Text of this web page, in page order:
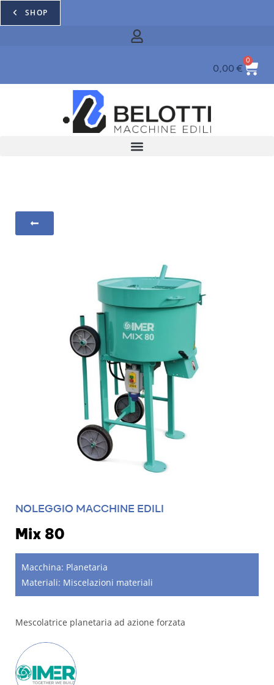
SHOP
0,00€
0
NOLEGGIO MACCHINE EDILI
Mix 80
Macchina: Planetaria
Materiali: Miscelazioni materiali
Mescolatrice planetaria ad azione forzata